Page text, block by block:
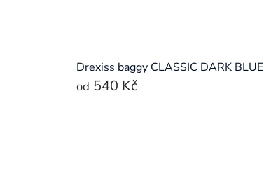
Drexiss baggy CLASSIC DARK BLUE
od 540 Kč